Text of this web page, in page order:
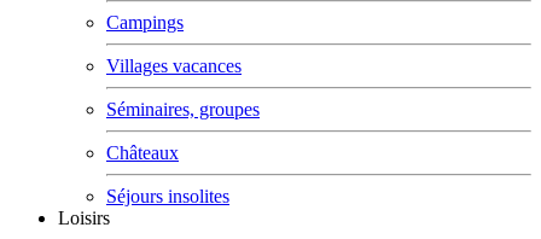
Campings
Villages vacances
Séminaires, groupes
Châteaux
Séjours insolites
Loisirs